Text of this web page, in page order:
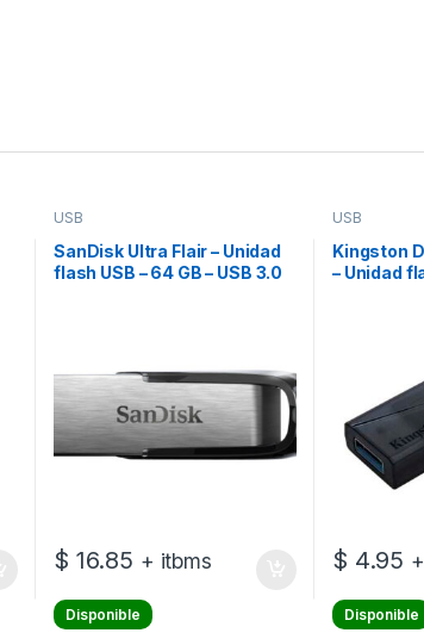
USB
SanDisk Ultra Flair – Unidad
flash USB – 64 GB – USB 3.0
$ 16.85 + itbms
Disponible
USB
Kingston
– Unidad
$ 4.95
Disponible